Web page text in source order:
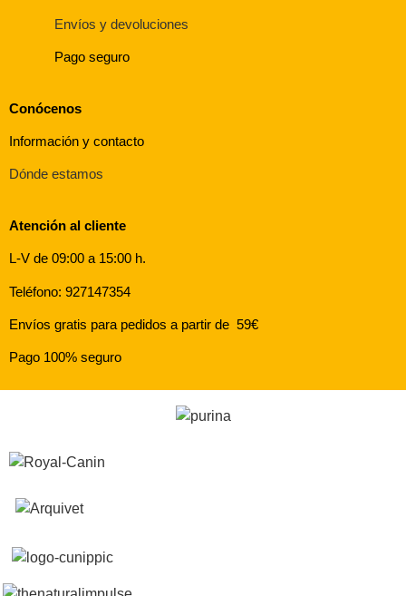
Envíos y devoluciones
Pago seguro
Conócenos
Información y contacto
Dónde estamos
Atención al cliente
L-V de 09:00 a 15:00 h.
Teléfono: 927147354
Envíos gratis para pedidos a partir de 59€
Pago 100% seguro